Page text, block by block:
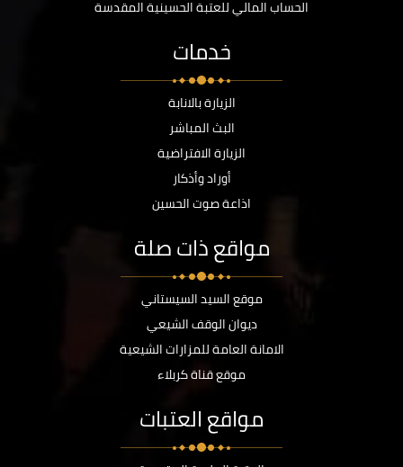
الحساب المالي للعتبة الحسينية المقدسة
خدمات
الزيارة بالانابة
البث المباشر
الزيارة الافتراضية
أوراد وأذكار
اذاعة صوت الحسين
مواقع ذات صلة
موقع السيد السيستاني
ديوان الوقف الشيعي
الامانة العامة للمزارات الشيعية
موقع قناة كربلاء
مواقع العتبات